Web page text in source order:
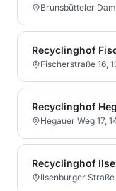
Brunsbütteler
Recyclinghof
Fischerstraße 16,
Recyclinghof
Hegauer Weg 17,
Recyclinghof
Ilsenburger